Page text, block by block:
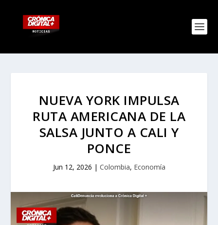
NUEVA YORK IMPULSA
RUTA AMERICANA DE LA
SALSA JUNTO A CALI Y
PONCE
Jun 12, 2026 | Colombia, Economía